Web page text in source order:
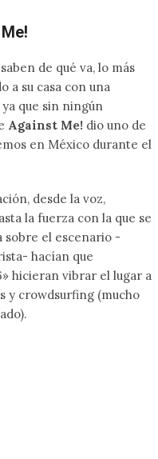
de qué va, lo más
a su casa con una
que sin ningún
Against Me! dio uno de
en México durante el
desde la voz,
la fuerza con la que se
sobre el escenario -
hacían que
hicieran vibrar el lugar a
y crowdsurfing (mucho